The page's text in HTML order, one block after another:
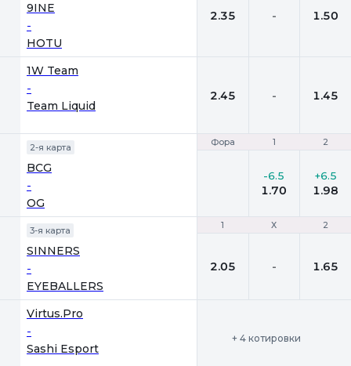
9INE
-
HOTU
2.35 - 1.50
1W Team
-
Team Liquid
2.45 - 1.45
Фора 1 2
2-я карта
BCG
-
OG
Фора 1 2
-6.5
1.70
+6.5
1.98
1 Х 2
3-я карта
SINNERS
-
EYEBALLERS
1 Х 2
2.05 - 1.65
Virtus.Pro
-
Sashi Esport
+ 4 котировки